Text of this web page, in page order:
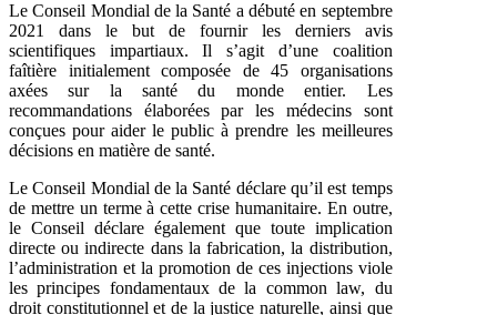
Le Conseil Mondial de la Santé a débuté en septembre
2021 dans le but de fournir les derniers avis
scientifiques impartiaux. Il s’agit d’une coalition
faîtière initialement composée de 45 organisations
axées sur la santé du monde entier. Les
recommandations élaborées par les médecins sont
conçues pour aider le public à prendre les meilleures
décisions en matière de santé.
Le Conseil Mondial de la Santé déclare qu’il est temps
de mettre un terme à cette crise humanitaire. En outre,
le Conseil déclare également que toute implication
directe ou indirecte dans la fabrication, la distribution,
l’administration et la promotion de ces injections viole
les principes fondamentaux de la common law, du
droit constitutionnel et de la justice naturelle, ainsi que